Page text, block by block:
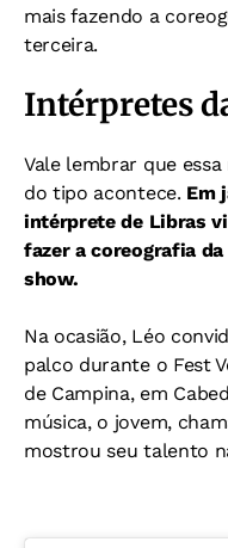
mais fazendo a
terceira.
Intérpretes
Vale lembrar que
do tipo acontece. Em
intérprete de Libras
fazer a coreografia
show.
Na ocasião, Léo
palco durante o Fest
de Campina, em
música, o jovem,
mostrou seu talento